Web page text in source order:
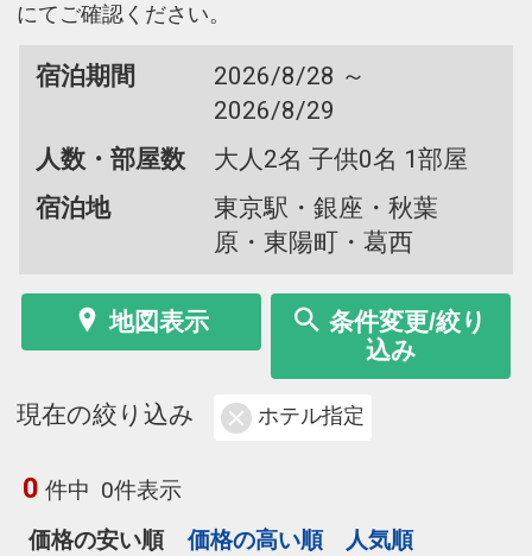
にてご確認ください。
宿泊期間
2026/8/28 ～
2026/8/29
人数・部屋数
大人2名 子供0名 1部屋
宿泊地
東京駅・銀座・秋葉
原・東陽町・葛西
地図表示
条件変更/絞り
込み
現在の絞り込み ホテル指定
0 件中 0件表示
価格の安い順
価格の高い順 人気順